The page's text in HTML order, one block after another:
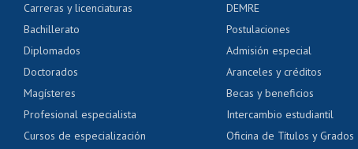
Servicio médico y dental
Pago de arancel y
Pago de arancel y
Certificado de títulos y
Carreras y licenciaturas
Bachillerato
Diplomados
Doctorados
Magísteres
Profesional especialista
Cursos de especialización
DEMRE
Postulaciones
Admisión especial
Aranceles y créditos
Becas y beneficios
Intercambio estudiantil
Oficina de Títulos y Grados